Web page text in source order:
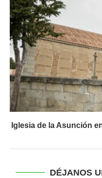
Iglesia de la Asunción
DÉJANOS